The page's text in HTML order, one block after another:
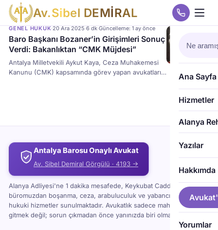
Av.Sibel DEMİRAL
Ana Sayfa
Hizmetler
Alanya
Yazılar
Hakkımda
Yorumlar
GENEL HUKUK·20 Ara 2025·6 dk·Güncelleme: 1 ay önce
Baro Başkanı Bozaner’in Girişimleri Sonuç
Verdi: Bakanlıktan “CMK Müjdesi”
Antalya Milletvekili Aykut Kaya, Ceza Muhakemesi
Kanunu (CMK) kapsamında görev yapan avukatların
Antalya Barosu Onaylı Avukat
Av. Sibel Demiral Görgülü · 4193 →
Alanya Adliyesi'ne 1 dakika mesafede, Keykubat Caddesi'ndeki
büromuzdan boşanma, ceza, arabuluculuk ve yabancı uyruklu
hukuki hizmetler sunulmaktadır. Avukatlık sadece mahkemeye
gitmek değil; sorun çıkmadan önce yanınızda biri olması demektir.